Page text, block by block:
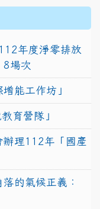
年度淨零排放
8場次
能工作坊」
育營隊」
辦理112年「國產
的氣候正義：